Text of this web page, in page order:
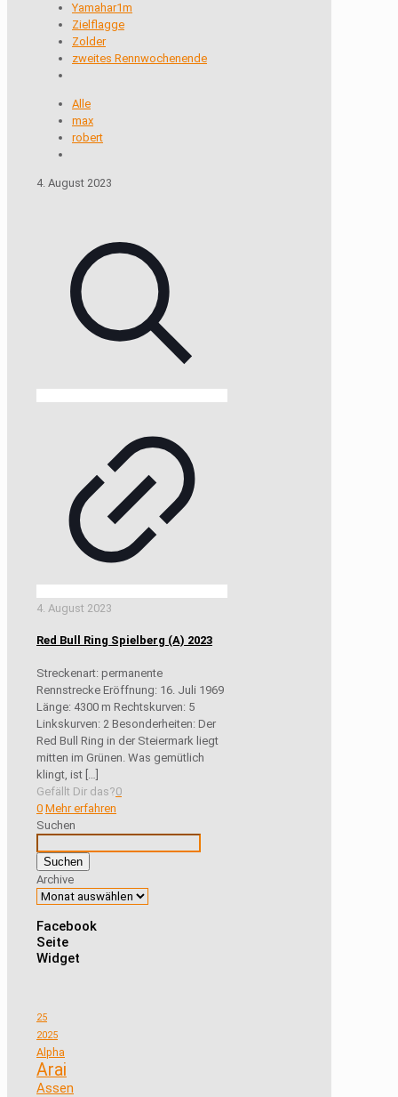
Yamahar1m
Zielflagge
Zolder
zweites Rennwochenende
Alle
max
robert
4. August 2023
4. August 2023
Red Bull Ring Spielberg (A) 2023
Streckenart: permanente
Rennstrecke Eröffnung: 16. Juli 1969
Länge: 4300 m Rechtskurven: 5
Linkskurven: 2 Besonderheiten: Der
Red Bull Ring in der Steiermark liegt
mitten im Grünen. Was gemütlich
klingt, ist […]
Gefällt Dir das?0
0 Mehr erfahren
Suchen
Suchen
Archive
Facebook
Seite
Widget
25
2025
Alpha
Arai
Assen